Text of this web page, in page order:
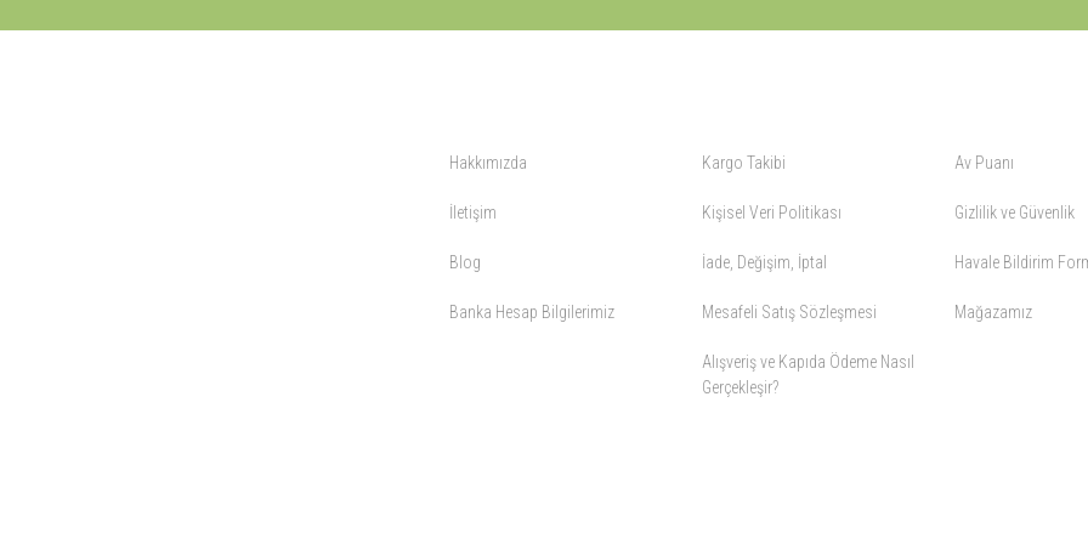
Hakkımızda
İletişim
Blog
Banka Hesap Bilgilerimiz
Kargo Takibi
Kişisel Veri Politikası
İade, Değişim, İptal
Mesafeli Satış Sözleşmesi
Alışveriş ve Kapıda Ödeme Nasıl
Gerçekleşir?
Av Puanı
Gizlilik ve Güvenlik
Havale Bildirim
Mağazamız